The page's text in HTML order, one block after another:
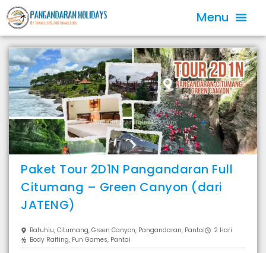
Paket Tour 2D1N Pangandaran Full
Citumang – Green Canyon (dari
JATENG)
Batuhiu, Citumang, Green Canyon, Pangandaran, Pantai
2 Hari
Body Rafting, Fun Games, Pantai